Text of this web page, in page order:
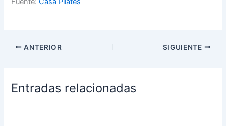
ANTERIOR SIGUIENTE
Entradas relacionadas